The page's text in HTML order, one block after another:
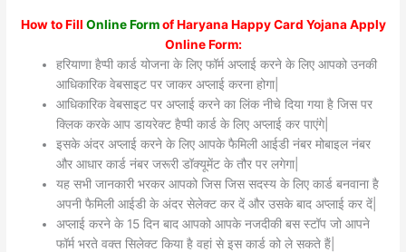
How to Fill Online Form of Haryana Happy Card Yojana Apply
Online Form:
हरियाणा हैप्पी कार्ड योजना के लिए फॉर्म अप्लाई करने के लिए आपको उनकी
आधिकारिक वेबसाइट पर जाकर अप्लाई करना होगा|
आधिकारिक वेबसाइट पर अप्लाई करने का लिंक नीचे दिया गया है जिस पर
क्लिक करके आप डायरेक्ट हैप्पी कार्ड के लिए अप्लाई कर पाएंगे|
इसके अंदर अप्लाई करने के लिए आपके फैमिली आईडी नंबर मोबाइल नंबर
और आधार कार्ड नंबर जरूरी डॉक्यूमेंट के तौर पर लगेगा|
यह सभी जानकारी भरकर आपको जिस जिस सदस्य के लिए कार्ड बनवाना है
अपनी फैमिली आईडी के अंदर सेलेक्ट कर दें और उसके बाद अप्लाई कर दें|
अप्लाई करने के 15 दिन बाद आपको आपके नजदीकी बस स्टॉप जो आपने
फॉर्म भरते वक्त सिलेक्ट किया है वहां से इस कार्ड को ले सकते हैं|